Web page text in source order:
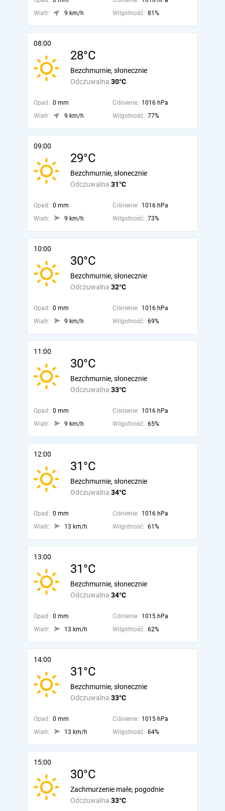
Wiatr:
9 km/h Wilgotność: 81%
08:00
28°C
Odczuwalna 30°C
Bezchmurnie, słonecznie
Opad: 0 mm Ciśnienie: 1016 hPa
Wiatr:
9 km/h Wilgotność: 77%
09:00
29°C
Odczuwalna 31°C
Bezchmurnie, słonecznie
Opad: 0 mm Ciśnienie: 1016 hPa
Wiatr:
9 km/h Wilgotność: 73%
10:00
30°C
Odczuwalna 32°C
Bezchmurnie, słonecznie
Opad: 0 mm Ciśnienie: 1016 hPa
Wiatr:
9 km/h Wilgotność: 69%
11:00
30°C
Odczuwalna 33°C
Bezchmurnie, słonecznie
Opad: 0 mm Ciśnienie: 1016 hPa
Wiatr:
9 km/h Wilgotność: 65%
12:00
31°C
Odczuwalna 34°C
Bezchmurnie, słonecznie
Opad: 0 mm Ciśnienie: 1016 hPa
Wiatr:
13 km/h Wilgotność: 61%
13:00
31°C
Odczuwalna 34°C
Bezchmurnie, słonecznie
Opad: 0 mm Ciśnienie: 1015 hPa
Wiatr:
13 km/h Wilgotność: 62%
14:00
31°C
Odczuwalna 33°C
Bezchmurnie, słonecznie
Opad: 0 mm Ciśnienie: 1015 hPa
Wiatr:
13 km/h Wilgotność: 64%
15:00
30°C
Odczuwalna 33°C
Zachmurzenie małe, pogodnie